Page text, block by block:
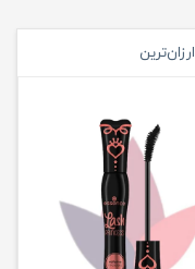
ارزان‌ترین